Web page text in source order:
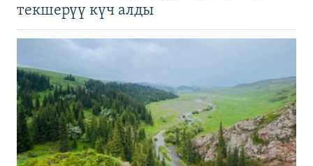
текшерүү күч алды